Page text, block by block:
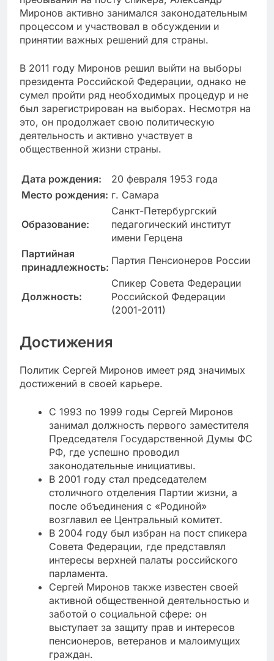
Миронов активно занимался законодательным
процессом и участвовал в обсуждении и
принятии важных решений для страны.
В 2011 году Миронов решил выйти на выборы
президента Российской Федерации, однако не
сумел пройти ряд необходимых процедур и не
был зарегистрирован на выборах. Несмотря на
это, он продолжает свою политическую
деятельность и активно участвует в
общественной жизни страны.
Дата рождения:
20 февраля 1953 года
Место рождения: г. Самара
Образование:
Санкт-Петербургский
педагогический институт
имени Герцена
Партийная
принадлежность:
Партия Пенсионеров России
Должность:
Спикер Совета Федерации
Российской Федерации
(2001-2011)
Достижения
Политик Сергей Миронов имеет ряд значимых
достижений в своей карьере.
С 1993 по 1999 годы Сергей Миронов
занимал должность первого заместителя
Председателя Государственной Думы ФС
РФ, где успешно проводил
законодательные инициативы.
В 2001 году стал председателем
столичного отделения Партии жизни, а
после объединения с «Родиной»
возглавил ее Центральный комитет.
В 2004 году был избран на пост спикера
Совета Федерации, где представлял
интересы верхней палаты российского
парламента.
Сергей Миронов также известен своей
активной общественной деятельностью и
заботой о социальной сфере: он
выступает за защиту прав и интересов
пенсионеров, ветеранов и малоимущих
граждан.